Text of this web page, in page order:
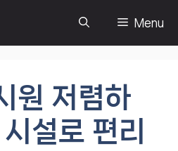
Menu
원 저렴하
설로 편리